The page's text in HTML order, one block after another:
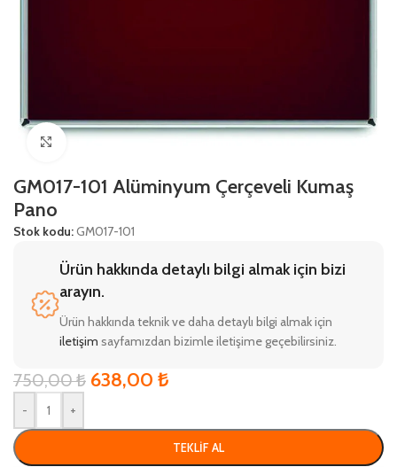
GM017-101 Alüminyum Çerçeveli Kumaş
Pano
Stok kodu:GM017-101
Ürün hakkında detaylı bilgi almak için bizi
arayın.
Ürün hakkında teknik ve daha detaylı bilgi almak için
iletişim sayfamızdan bizimle iletişime geçebilirsiniz.
750,00₺ 638,00 ₺
- +
TEKLIF AL